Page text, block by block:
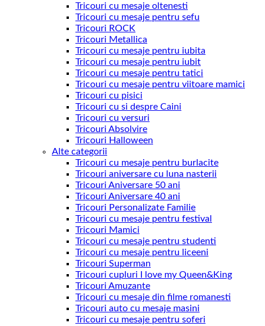
Tricouri cu mesaje oltenesti
Tricouri cu mesaje pentru sefu
Tricouri ROCK
Tricouri Metallica
Tricouri cu mesaje pentru iubita
Tricouri cu mesaje pentru iubit
Tricouri cu mesaje pentru tatici
Tricouri cu mesaje pentru viitoare mamici
Tricouri cu pisici
Tricouri cu si despre Caini
Tricouri cu versuri
Tricouri Absolvire
Tricouri Halloween
Alte categorii
Tricouri cu mesaje pentru burlacite
Tricouri aniversare cu luna nasterii
Tricouri Aniversare 50 ani
Tricouri Aniversare 40 ani
Tricouri Personalizate Familie
Tricouri cu mesaje pentru festival
Tricouri Mamici
Tricouri cu mesaje pentru studenti
Tricouri cu mesaje pentru liceeni
Tricouri Superman
Tricouri cupluri I love my Queen&King
Tricouri Amuzante
Tricouri cu mesaje din filme romanesti
Tricouri auto cu mesaje masini
Tricouri cu mesaje pentru soferi